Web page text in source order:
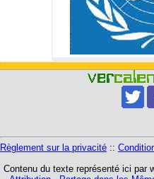
Règlement sur la privacité ::
Contenu du texte représenté ici par